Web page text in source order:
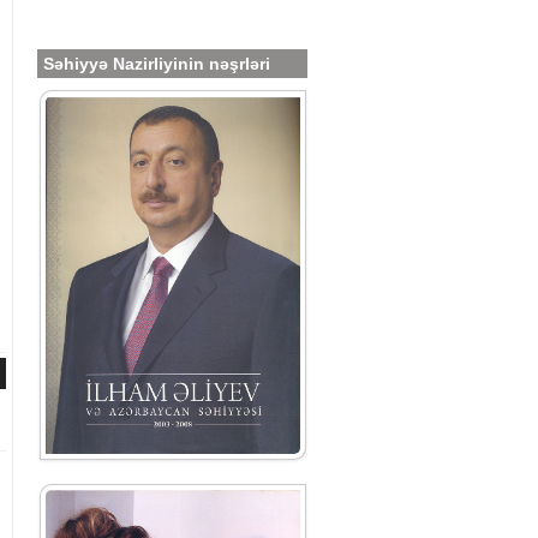
Səhiyyə Nazirliyinin nəşrləri